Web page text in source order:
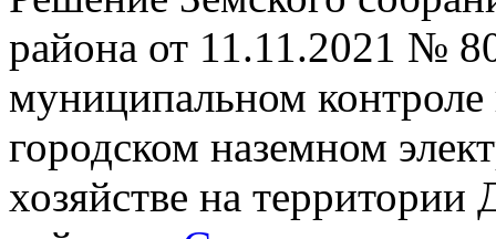
района от 11.11.2021 №
муниципальном контроле
городском наземном
хозяйстве на